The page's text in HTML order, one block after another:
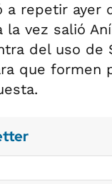
a repetir ayer
la vez salió
del uso
que formen